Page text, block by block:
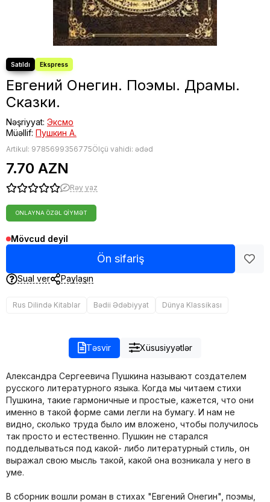
Евгений Онегин. Поэмы. Драмы.
Сказки.
Nəşriyyat: Эксмо
Müəllif: Пушкин А.
Artikul: 9785699356775Ölçü vahidi: ədəd
7.70 AZN
Rəy yaz
ONLAYNA ÖZƏL QIYMƏT
Mövcud deyil
Ön sifariş
Sual ver Paylaşın
Rus Dilində Kitablar Bədii Ədəbiyyat Dünya Klassikası
Təsvir Xüsusiyyətlər
Александра Сергеевича Пушкина называют создателем
русского литературного языка. Когда мы читаем стихи
Пушкина, такие гармоничные и простые, кажется, что они
именно в такой форме сами легли на бумагу. И нам не
видно, сколько труда было им вложено, чтобы получилось
так просто и естественно. Пушкин не старался
подделываться под какой- либо литературный стиль, он
выражал свою мысль такой, какой она возникала у него в
уме.
В сборник вошли роман в стихах "Евгений Онегин", поэмы,